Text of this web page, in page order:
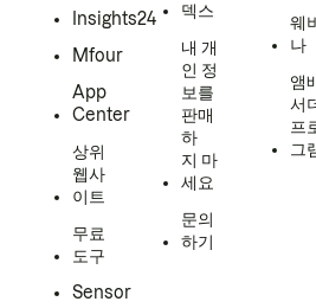
Insights24
Mfour
App
Center
상위
웹사
이트
무료
도구
Sensor
덱스
내 개
인 정
보를
판매
하
지 마
세요
문의
하기
웨
나
앰
서
프
그